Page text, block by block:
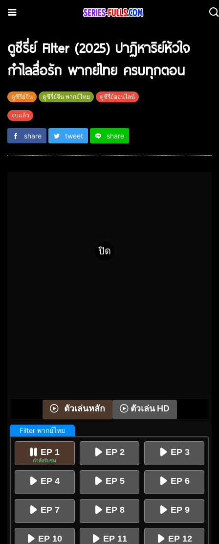
ดูซีรี่ย์ Filter (2025) ปาฏิหาริย์หัวใจ
กำไลสื่อรัก พากย์ไทย ครบทุกตอน
ดูซีรี่ย์จีน ดูซีรี่ย์จีน พากย์ไทย ดูซีรี่ย์ออนไลน์
จบแล้ว
share tweet share
ปิด
ตัวเล่นหลัก ตัวเล่น HD
Filter พากย์ไทย
EP 1
กำลังรับชม
EP 2 EP 3
EP 4 EP 5 EP 6
EP 7 EP 8 EP 9
EP 10 EP 11 EP 12